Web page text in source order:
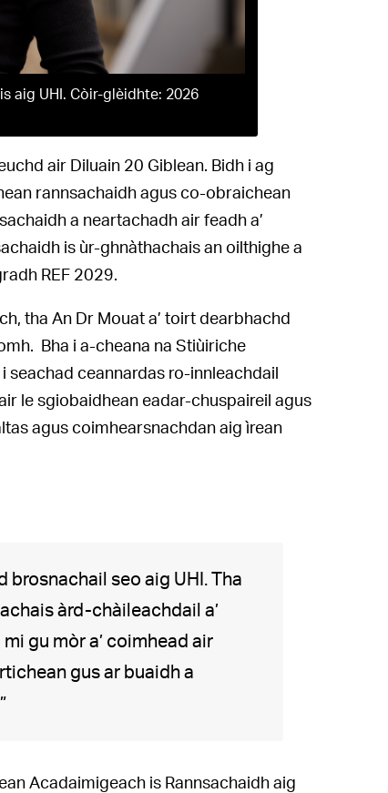
aig UHI. Còir-glèidhte: 2026
air Diluain 20 Giblean. Bidh i ag
rannsachaidh agus co-obraichean
a neartachadh air feadh a’
is ùr-ghnàthachais an oilthighe a
REF 2029.
tha An Dr Mouat a’ toirt dearbhachd
Bha i a-cheana na Stiùiriche
seachad ceannardas ro-innleachdail
le sgiobaidhean eadar-chuspaireil agus
agus coimhearsnachdan aig ìrean
brosnachail seo aig UHI. Tha
àrd-chàileachdail a’
gu mòr a’ coimhead air
gus ar buaidh a
Acadaimigeach is Rannsachaidh aig